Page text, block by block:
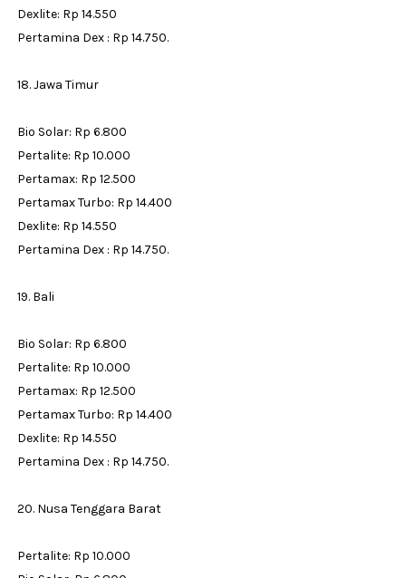
Dexlite: Rp 14.550
Pertamina Dex : Rp 14.750.
18. Jawa Timur
Bio Solar: Rp 6.800
Pertalite: Rp 10.000
Pertamax: Rp 12.500
Pertamax Turbo: Rp 14.400
Dexlite: Rp 14.550
Pertamina Dex : Rp 14.750.
19. Bali
Bio Solar: Rp 6.800
Pertalite: Rp 10.000
Pertamax: Rp 12.500
Pertamax Turbo: Rp 14.400
Dexlite: Rp 14.550
Pertamina Dex : Rp 14.750.
20. Nusa Tenggara Barat
Pertalite: Rp 10.000